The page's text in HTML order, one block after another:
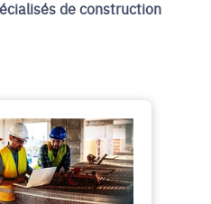
de construction